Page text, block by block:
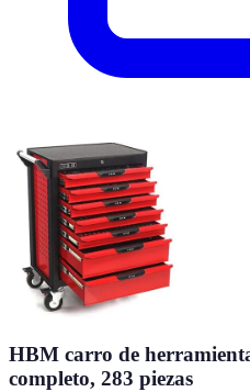
HBM carro de
completo, 283 piezas